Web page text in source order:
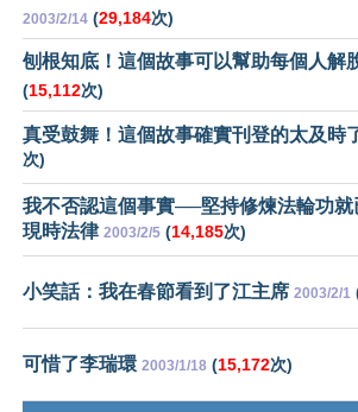
2003/2/14 (29,184次)
刨根知底！這個故事可以幫助每個人解
(15,112次)
真受鼓舞！這個故事確實刊登的太及時
次)
我不否認這個事實──堅持修煉法輪功
現時法律 2003/2/5 (14,185次)
小笑話：我在春節看到了江主席 2003/2/1
可惜了李瑞環 2003/1/18 (15,172次)